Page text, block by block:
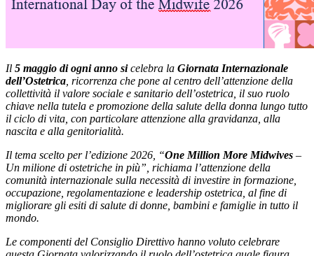
Il 5 maggio di ogni anno sicelebra la Giornata Internazionale
dell’Ostetrica , ricorrenza che pone al centro dell’attenzione della
collettività il valore sociale e sanitario dell’ostetrica, il suo ruolo
chiave nella tutela e promozione della salute della donna lungo tutto
il ciclo di vita, con particolare attenzione alla gravidanza, alla
nascita e alla genitorialità.
Il tema scelto per l’edizione 2026, “One Million More Midwives –
Un milione di ostetriche in più”, richiama l’attenzione della
comunità internazionale sulla necessità di investire in formazione,
occupazione, regolamentazione e leadership ostetrica, al fine di
migliorare gli esiti di salute di donne, bambini e famiglie in tutto il
mondo.
Le componenti del Consiglio Direttivo hanno voluto celebrare